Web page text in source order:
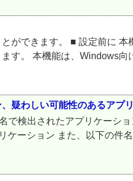
ができます。 ■ 設定前に
す。 本機能は、Windows
疑わしい可能性のあるアプ
で検出されたアプリケーシ
ーション また、以下の件